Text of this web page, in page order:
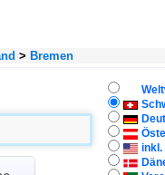
> Bremen
inkl.